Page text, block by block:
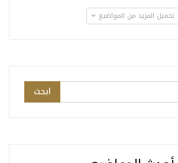
تحميل المزيد من المواضيع